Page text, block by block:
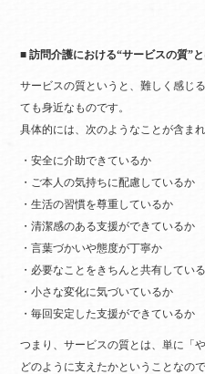
■ 訪問介護における“サービスの質”と
サービスの質というと、難しく感じ
ても身近なものです。
具体的には、次のようなことが含まれ
・安全に介助できているか
・ご本人の気持ちに配慮しているか
・生活の習慣を尊重しているか
・清潔感のある支援ができているか
・言葉づかいや態度が丁寧か
・必要なことをきちんと共有してい
・小さな変化に気づいているか
・毎回安定した支援ができているか
つまり、サービスの質とは、単に「
どのように支えたかということなの